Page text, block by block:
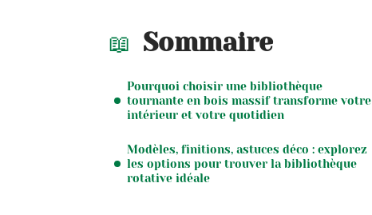
Sommaire
Pourquoi choisir une bibliothèque
tournante en bois massif transforme votre
intérieur et votre quotidien
Modèles, finitions, astuces déco : explorez
les options pour trouver la bibliothèque
rotative idéale